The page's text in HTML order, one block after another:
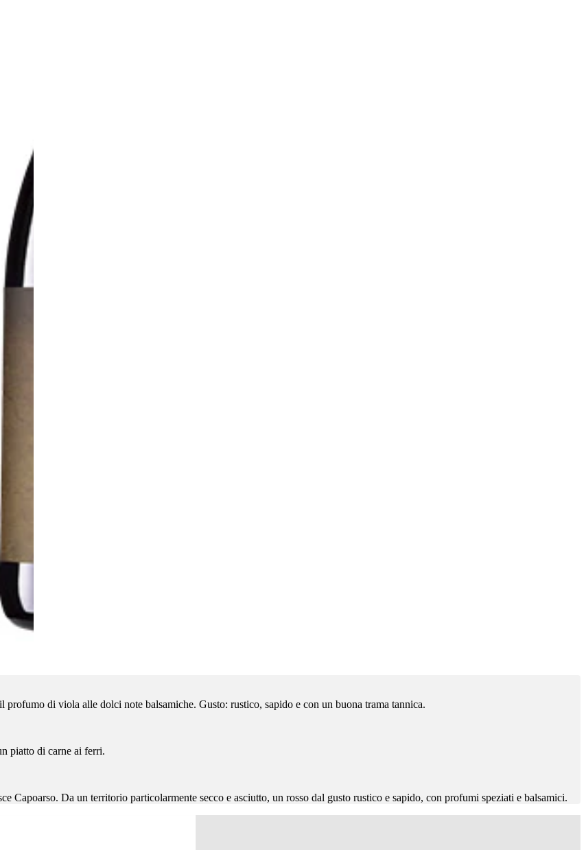
di viola alle dolci note balsamiche. Gusto: rustico, sapido e con un buona trama tannica.
piatto di carne ai ferri.
Capoarso. Da un territorio particolarmente secco e asciutto, un rosso dal gusto rustico e sapido, con profumi speziati e balsamici.